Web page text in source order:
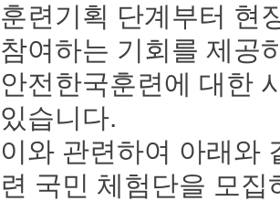
훈련기획 단계부터 현
참여하는 기회를 제공
안전한국훈련에 대한
있습니다.
이와 관련하여 아래와
련 국민 체험단을 모집